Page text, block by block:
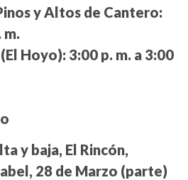
y Altos de Cantero:
m.
Hoyo): 3:00 p. m. a 3:00
y baja, El Rincón,
28 de Marzo (parte)